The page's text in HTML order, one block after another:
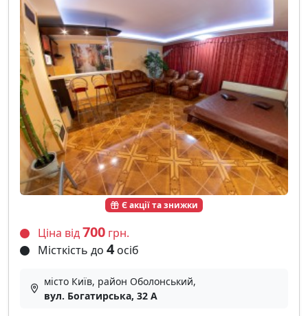
Є акції та знижки
Ціна від700 грн.
Місткість до 4 осіб
місто Київ, район Оболонський,
вул. Богатирська, 32 A